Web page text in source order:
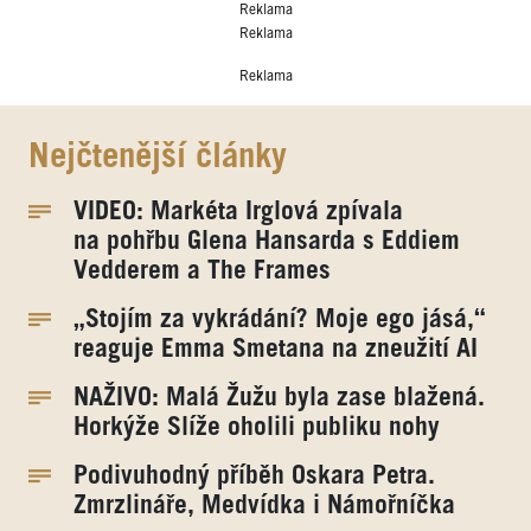
Reklama
Reklama
Reklama
Nejčtenější články
VIDEO: Markéta Irglová zpívala
na pohřbu Glena Hansarda s Eddiem
Vedderem a The Frames
„Stojím za vykrádání? Moje ego jásá,“
reaguje Emma Smetana na zneužití AI
NAŽIVO: Malá Žužu byla zase blažená.
Horkýže Slíže oholili publiku nohy
Podivuhodný příběh Oskara Petra.
Zmrzlináře, Medvídka i Námořníčka